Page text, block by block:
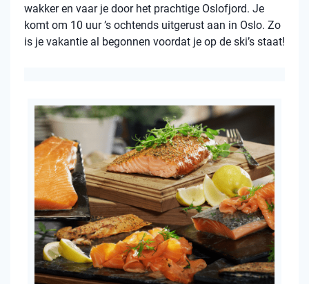
wakker en vaar je door het prachtige Oslofjord. Je
komt om 10 uur ’s ochtends uitgerust aan in Oslo. Zo
is je vakantie al begonnen voordat je op de ski’s staat!